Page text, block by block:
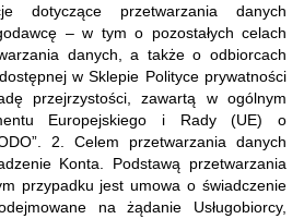
dotyczące przetwarzania danych
– w tym o pozostałych celach
danych, a także o odbiorcach
w Sklepie Polityce prywatności
przejrzystości, zawartą w ogólnym
Europejskiego i Rady (UE) o
2. Celem przetwarzania danych
Konta. Podstawą przetwarzania
przypadku jest umowa o świadczenie
na żądanie Usługobiorcy,